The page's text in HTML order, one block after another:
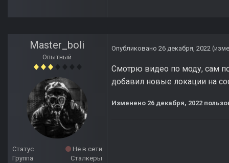
Master_boli
Опытный
Статус
Не в сети
Группа
Сталкеры
Опубликовано 26 декабря, 2022
Смотрю видео по моду, сам
добавил новые локации на
Изменено 26 декабря, 2022